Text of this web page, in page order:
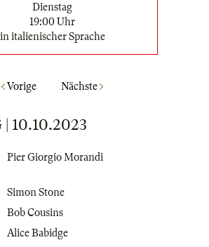
Dienstag
19:00 Uhr
in italienischer Sprache
Vorige Nächste
10.10.2023
Pier Giorgio Morandi
Simon Stone
Bob Cousins
Alice Babidge